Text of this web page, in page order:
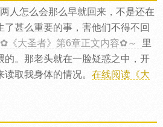
人怎么会那么早就回来，不是还在
甚么重要的事，害他们不得不回
✿《大圣者》第6章正文内容✿～
里
的。那老头就在一脸疑惑之中，开
取我身体的情况。 在线阅读《大